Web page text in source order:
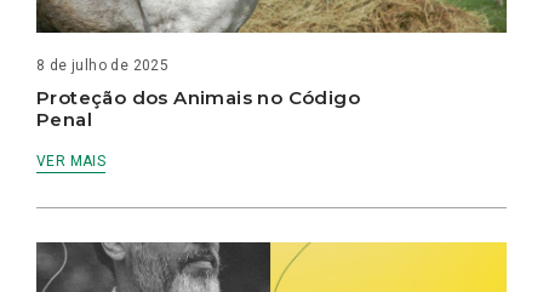
8 de julho de 2025
Proteção dos Animais no Código
Penal
VER MAIS